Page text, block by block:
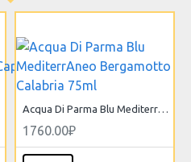
Acqua Di Parma Blu MediterrAneo Bergamotto Di Calabria 75ml
1760.00₽